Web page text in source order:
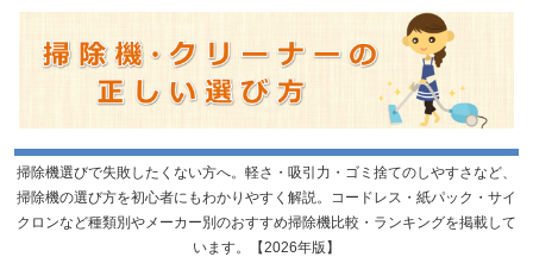
掃除機選びで失敗したくない方へ。軽さ・吸引力・ゴミ捨てのしやすさなど、
掃除機の選び方を初心者にもわかりやすく解説。コードレス・紙パック・サイ
クロンなど種類別やメーカー別のおすすめ掃除機比較・ランキングを掲載して
います。【2026年版】